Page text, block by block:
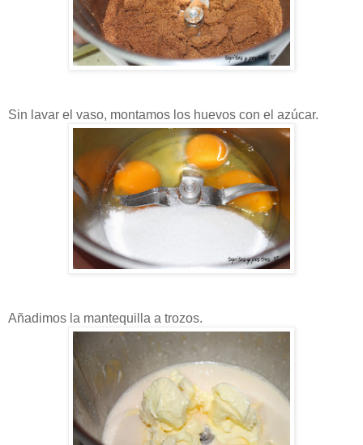
Sin lavar el vaso, montamos los huevos con el azúcar.
Añadimos la mantequilla a trozos.